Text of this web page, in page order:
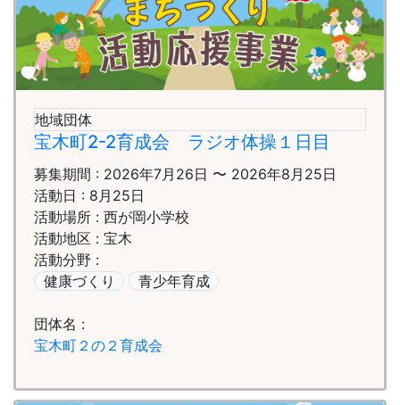
地域団体
宝木町2-2育成会 ラジオ体操１日目
募集期間 : 2026年7月26日 〜 2026年8月25日
活動日 : 8月25日
活動場所 : 西が岡小学校
活動地区 : 宝木
活動分野 :
健康づくり
青少年育成
団体名 :
宝木町２の２育成会